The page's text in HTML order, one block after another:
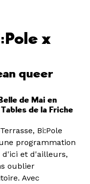
x
queer
de Mai en
de la Friche
Bi:Pole
programmation
d'ici et d'ailleurs,
oublier
Avec